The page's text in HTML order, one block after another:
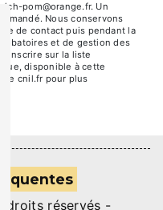
pom@orange.fr. Un
Nous conservons
de contact puis pendant la
et de gestion des
inscrire sur la liste
disponible à cette
cnil.fr pour plus
droits réservés -